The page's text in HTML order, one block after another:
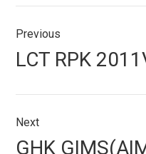
投
稿
ナ
ビ
ゲ
Previous
Previous
post:
LCT RPK
Next
Next
GHK